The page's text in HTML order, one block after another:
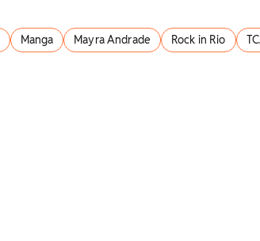
Manga Mayra Andrade Rock in Rio